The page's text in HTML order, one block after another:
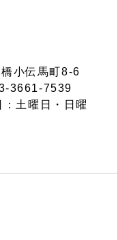
小伝馬町8-6
3661-7539
土曜日・日曜